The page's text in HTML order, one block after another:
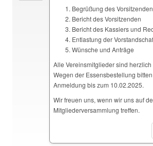
Begrüßung des Vorsitzenden
Bericht des Vorsitzenden
Bericht des Kassiers und
Entlastung der
Wünsche und Anträge
Alle Vereinsmitglieder sind
Wegen der Essensbestellung
Anmeldung bis zum 10.02.2025.
Wir freuen uns, wenn wir uns auf
Mitgliederversammlung treffen.